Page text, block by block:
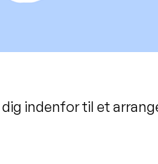
dig indenfor til et